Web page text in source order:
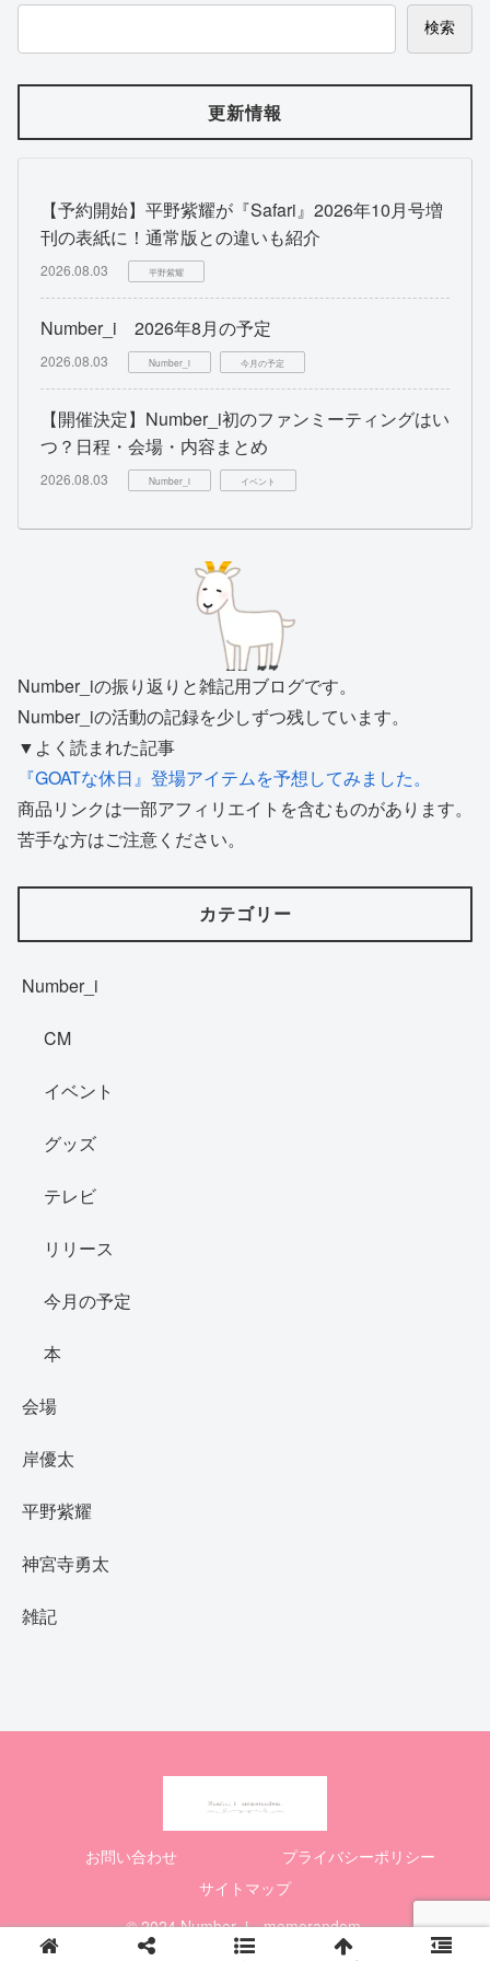
検索
更新情報
【予約開始】平野紫耀が『Safari』2026年10月号増
刊の表紙に！通常版との違いも紹介
2026.08.03 平野紫耀
Number_i 2026年8月の予定
2026.08.03 Number_i 今月の予定
【開催決定】Number_i初のファンミーティングはい
つ？日程・会場・内容まとめ
2026.08.03 Number_i イベント
Number_iの振り返りと雑記用ブログです。
Number_iの活動の記録を少しずつ残しています。
▼よく読まれた記事
『GOATな休日』登場アイテムを予想してみました。
商品リンクは一部アフィリエイトを含むものがあります。
苦手な方はご注意ください。
カテゴリー
Number_i
CM
イベント
グッズ
テレビ
リリース
今月の予定
本
会場
岸優太
平野紫耀
神宮寺勇太
雑記
お問い合わせ
プライバシーポリシー
サイトマップ
© 2024 Number_i memorandom.